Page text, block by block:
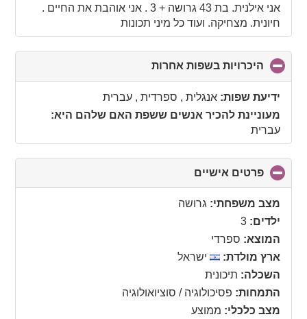
collapse
contents
אני אילנית. בת 43 גרושה + 3 . אני אוהבת את החיים .
חיונית. מצחיקה. ועוד כל מיני תכונות
היכרויות בשפות אחרות
to
collapse
ידיעת שפות: אנגלית , ספרדית , עברית
מעוניינת להכיר אנשים ששפת האם שלהם היא:
עברית
פרטים אישיים
to
collapse
מצב משפחתי: גרושה
ילדים: 3
המוצא: ספרדי
ארץ מולדת:
ישראל
השכלה: תיכונית
התמחות: פסיכולוגיה / סוציואולוגיה
מצב כלכלי: ממוצע